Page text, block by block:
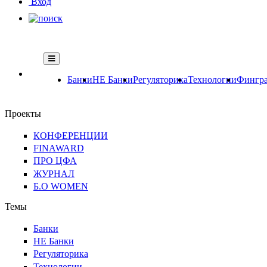
БанкиНЕ БанкиРегуляторикаТехнологии
Проекты
КОНФЕРЕНЦИИ
FINAWARD
ПРО ЦФА
ЖУРНАЛ
Б.О WOMEN
Темы
Банки
НЕ Банки
Регуляторика